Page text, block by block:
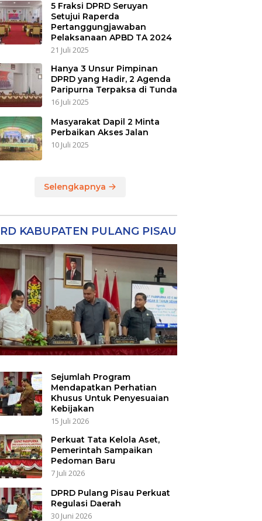
5 Fraksi DPRD Seruyan
Setujui Raperda
Pertanggungjawaban
Pelaksanaan APBD TA 2024
21 Juli 2025
Hanya 3 Unsur Pimpinan
DPRD yang Hadir, 2 Agenda
Paripurna Terpaksa di Tunda
16 Juli 2025
Masyarakat Dapil 2 Minta
Perbaikan Akses Jalan
10 Juli 2025
Selengkapnya
KABUPATEN PULANG PISAU
Sejumlah Program
Mendapatkan Perhatian
Khusus Untuk Penyesuaian
Kebijakan
15 Juli 2026
Perkuat Tata Kelola Aset,
Pemerintah Sampaikan
Pedoman Baru
7 Juli 2026
DPRD Pulang Pisau Perkuat
Regulasi Daerah
30 Juni 2026